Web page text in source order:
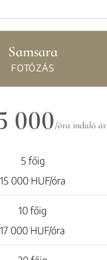
Samsara
FOTÓZÁS
000/óra induló ár
5 főig
15 000 HUF/óra
10 főig
17 000 HUF/óra